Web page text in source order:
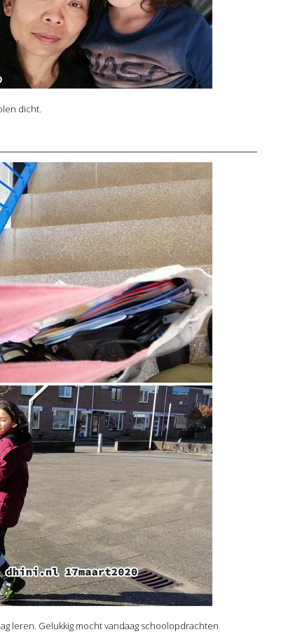
dicht.
leren. Gelukkig mocht vandaag schoolopdrachten